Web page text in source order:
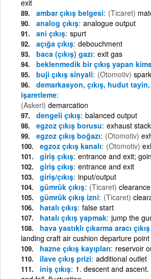
exit
ambar çıkış belgesi (Ticaret)
analog çıkış analogue output
ani çıkış spurt
açığa çıkış debouchment
baca (çıkış) gazı exit gas
beklenmedik bir çıkış yapan
buji çıkış sinyali (Otomotiv)
demarkasyon, çıkış, hudut tayin,
işaretleme
(Askeri) demarcation
dengeli çıkış balanced output
egzoz çıkış borusu exhaust stack
egzoz çıkış boğazı (Otomotiv)
egzoz çıkış kanalı (Otomotiv)
giriş çıkış entrance and exit;
giriş çıkış entrance and exit
giriş/çıkış input/output
gümrük çıkış (Ticaret)
gümrük çıkış izni (Ticaret)
hatalı çıkış false start
hatalı çıkış yapmak jump the
hava yastıklı çıkarma aracı
landing craft air cushion departure point
hazne çıkış kayıpları reservoir
ilave çıkış prizi additional outlet
iniş çıkış 1. descent and